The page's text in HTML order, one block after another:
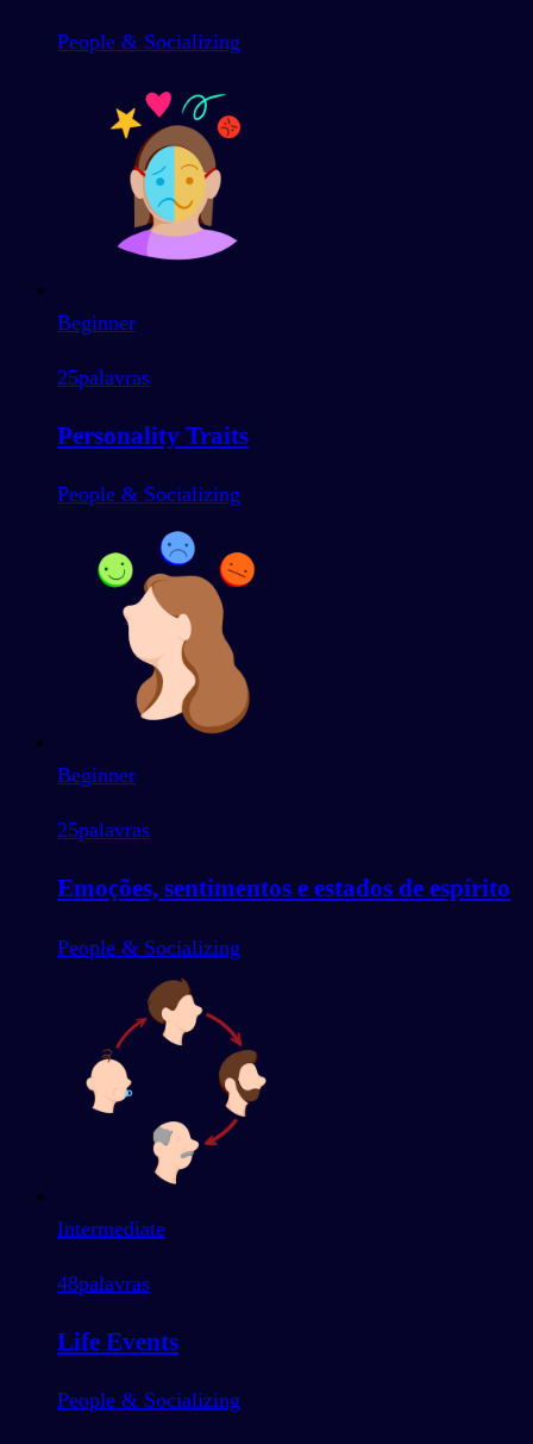
People & Socializing
Beginner
25palavras
Personality Traits
People & Socializing
Beginner
25palavras
Emoções, sentimentos e estados de espírito
People & Socializing
Intermediate
48palavras
Life Events
People & Socializing